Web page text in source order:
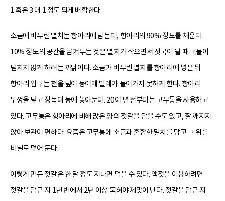
1 혹은 3 대 1 정도 되게 배합한다.
소금에 버무린 멸치는 항아리에 담는데, 항아리의 90% 정도를 채운다.
10% 정도의 공간을 남겨두는 것은 멸치가 삭으면서 젓국이 될 때 국물이
넘치지 않게 하려는 까닭이다. 소금과 버무린 멸치를 항아리에 넣은 뒤
항아리 입구는 천을 덮어 동여매 벌레가 들어가지 못하게 한다. 항아리
뚜껑을 덮고 장독대 등에 놓아둔다. 20여 년 전부터는 고무통을 사용하고
있다. 고무통은 항아리에 비해 많은 양의 젓갈을 담을 수도 있고, 잘 깨지지
않아 보관이 편하다. 요즘은 고무통에 소금과 혼합한 멸치를 담고 그 위를
비닐로 덮어 둔다.
이렇게 만든 젓갈은 한 달 정도 지나면 먹을 수 있다. 액젓을 이용하려면
젓갈을 담근 지 1년 반에서 2년 이상 묵혀야 제맛이 난다. 젓갈을 담근 지